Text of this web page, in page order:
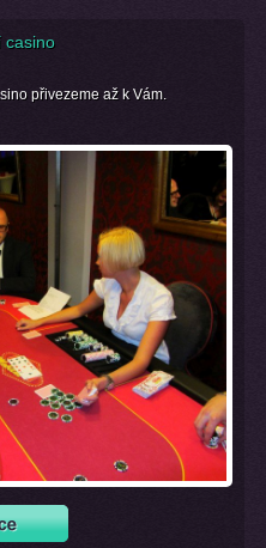
casino
přivezeme až k Vám.